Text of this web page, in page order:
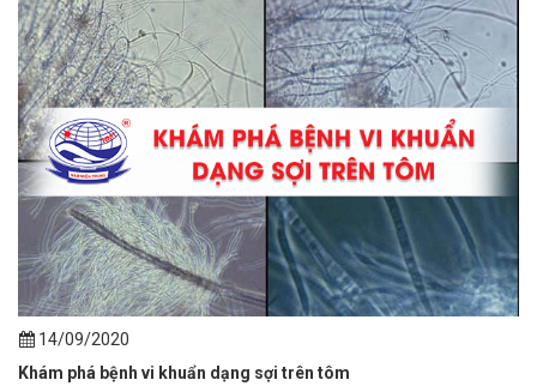
14/09/2020
Khám phá bệnh vi khuẩn dạng sợi trên tôm